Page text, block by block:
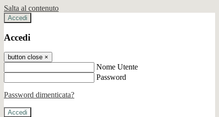
Salta al contenuto
Accedi
Accedi
button close ×
Nome Utente
Password
Password dimenticata?